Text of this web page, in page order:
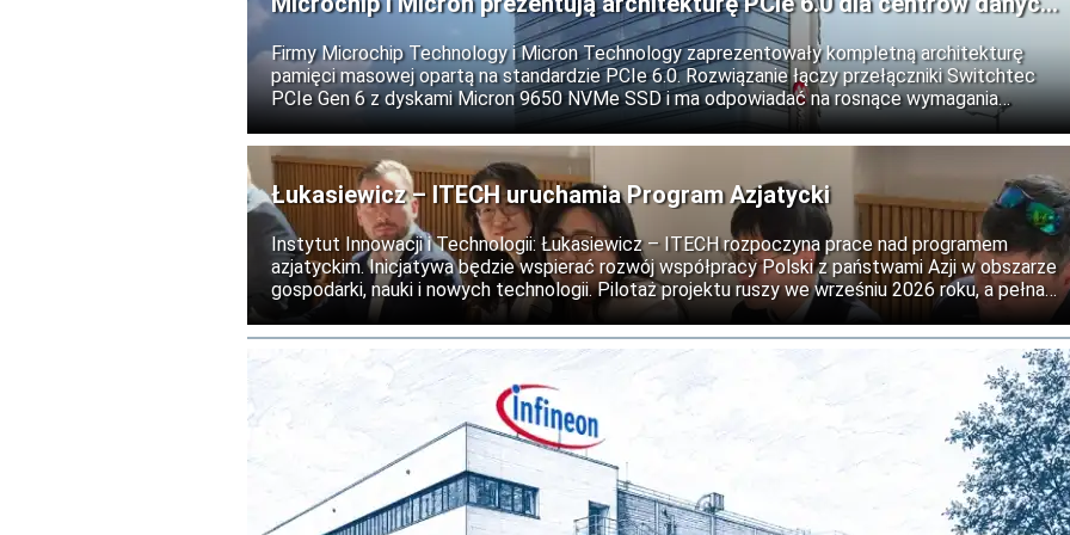
Firmy Microchip Technology i Micron Technology zaprezentowały kompletną architekturę
pamięci masowej opartą na standardzie PCIe 6.0. Rozwiązanie łączy przełączniki Switchtec
PCIe Gen 6 z dyskami Micron 9650 NVMe SSD i ma odpowiadać na rosnące wymagania
centrów danych obsługujących sztuczną inteligencję, obliczenia wysokiej wydajności oraz
usługi chmurowe.
Łukasiewicz – ITECH uruchamia Program Azjatycki
Instytut Innowacji i Technologii: Łukasiewicz – ITECH rozpoczyna prace nad programem
azjatyckim. Inicjatywa będzie wspierać rozwój współpracy Polski z państwami Azji w obszarze
gospodarki, nauki i nowych technologii. Pilotaż projektu ruszy we wrześniu 2026 roku, a pełna
realizacja programu planowana jest na 2027 rok.